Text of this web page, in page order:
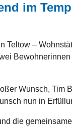
im
Teltow –
Wunsch, Tim
nun in
die